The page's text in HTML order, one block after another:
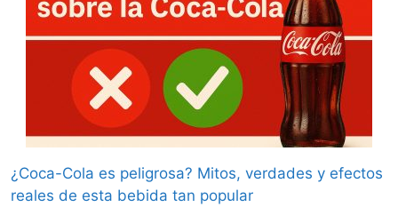
¿Coca-Cola es peligrosa? Mitos, verdades y efectos
reales de esta bebida tan popular